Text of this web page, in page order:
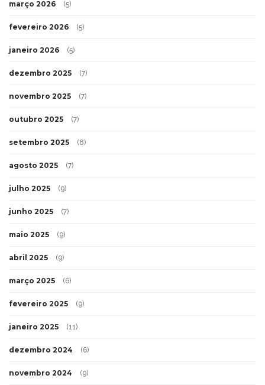
março 2026 (5)
fevereiro 2026 (5)
janeiro 2026 (5)
dezembro 2025 (7)
novembro 2025 (7)
outubro 2025 (7)
setembro 2025 (8)
agosto 2025 (7)
julho 2025 (9)
junho 2025 (7)
maio 2025 (9)
abril 2025 (9)
março 2025 (6)
fevereiro 2025 (9)
janeiro 2025 (11)
dezembro 2024 (6)
novembro 2024 (9)